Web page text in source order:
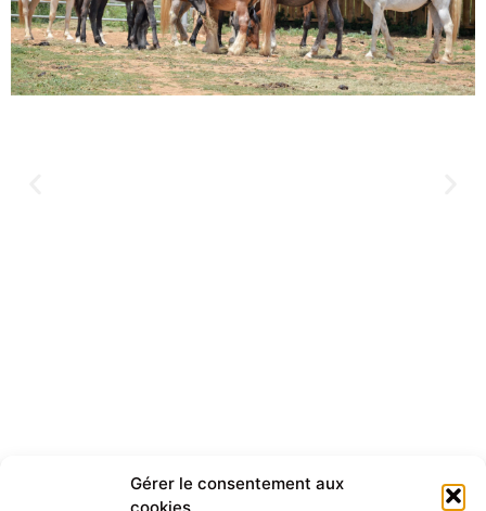
Gérer le consentement aux